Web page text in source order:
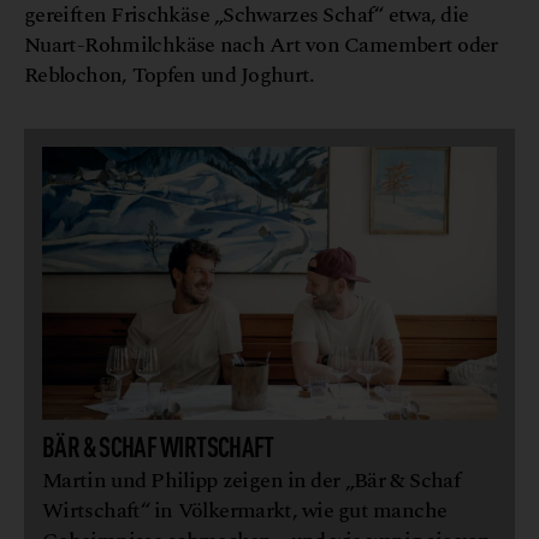
gereiften Frischkäse „Schwarzes Schaf“ etwa, die
Nuart-Rohmilchkäse nach Art von Camembert oder
Reblochon, Topfen und Joghurt.
BÄR & SCHAF WIRTSCHAFT
Martin und Philipp zeigen in der „Bär & Schaf
Wirtschaft“ in Völkermarkt, wie gut manche